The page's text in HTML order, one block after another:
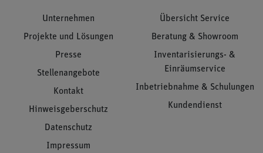
Unternehmen
Projekte und Lösungen
Presse
Stellenangebote
Kontakt
Hinweisgeberschutz
Datenschutz
Impressum
Übersicht Service
Beratung & Showroom
Inventarisierungs- &
Einräumservice
Inbetriebnahme & Schulungen
Kundendienst